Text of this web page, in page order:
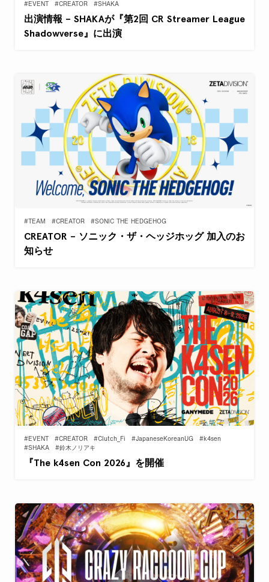
#EVENT #CREATOR #SHAKA
出演情報 – SHAKAが『第2回 CR Streamer League
Shadowverse』に出演
#TEAM #CREATOR #SONIC THE HEDGEHOG
CREATOR – ソニック・ザ・ヘッジホッグ 加入のお
知らせ
#EVENT #CREATOR #Clutch_Fi #JapaneseKoreanUG
#k4sen
#SHAKA
#鈴木ノリアキ
『The k4sen Con 2026』を開催